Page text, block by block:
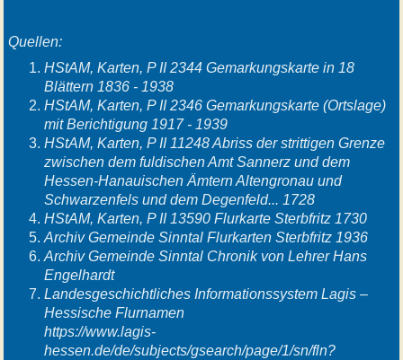
Quellen:
HStAM, Karten, P II 2344 Gemarkungskarte in 18
Blättern 1836 - 1938
HStAM, Karten, P II 2346 Gemarkungskarte (Ortslage)
mit Berichtigung 1917 - 1939
HStAM, Karten, P II 11248 Abriss der strittigen Grenze
zwischen dem fuldischen Amt Sannerz und dem
Hessen-Hanauischen Ämtern Altengronau und
Schwarzenfels und dem Degenfeld... 1728
HStAM, Karten, P II 13590 Flurkarte Sterbfritz 1730
Archiv Gemeinde Sinntal Flurkarten Sterbfritz 1936
Archiv Gemeinde Sinntal Chronik von Lehrer Hans
Engelhardt
Landesgeschichtliches Informationssystem Lagis –
Hessische Flurnamen
https://www.lagis-
hessen.de/de/subjects/gsearch/page/1/sn/fln?